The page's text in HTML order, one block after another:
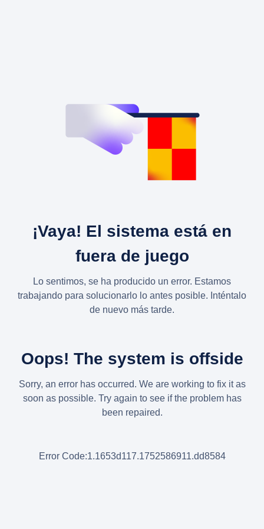
¡Vaya! El sistema está en
fuera de juego
Lo sentimos, se ha producido un error. Estamos
trabajando para solucionarlo lo antes posible. Inténtalo
de nuevo más tarde.
Oops! The system is offside
Sorry, an error has occurred. We are working to fix it as
soon as possible. Try again to see if the problem has
been repaired.
Error Code:1.1653d117.1752586911.dd8584